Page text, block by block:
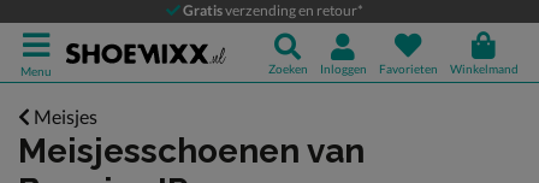
Gratisverzending en retour*
Menu Zoeken Inloggen Favorieten Winkelmand
Meisjes
Meisjesschoenen van